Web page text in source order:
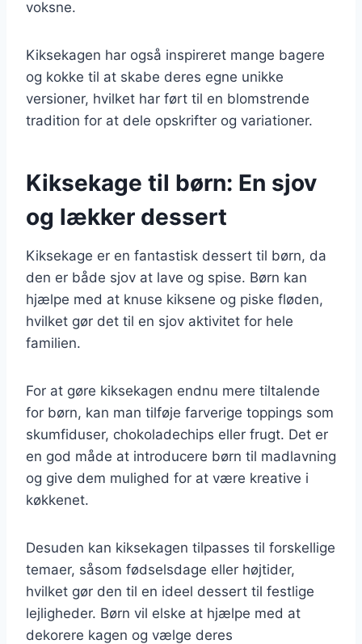
voksne.
Kiksekagen har også inspireret mange bagere
og kokke til at skabe deres egne unikke
versioner, hvilket har ført til en blomstrende
tradition for at dele opskrifter og variationer.
Kiksekage til børn: En sjov
og lækker dessert
Kiksekage er en fantastisk dessert til børn, da
den er både sjov at lave og spise. Børn kan
hjælpe med at knuse kiksene og piske fløden,
hvilket gør det til en sjov aktivitet for hele
familien.
For at gøre kiksekagen endnu mere tiltalende
for børn, kan man tilføje farverige toppings som
skumfiduser, chokoladechips eller frugt. Det er
en god måde at introducere børn til madlavning
og give dem mulighed for at være kreative i
køkkenet.
Desuden kan kiksekagen tilpasses til forskellige
temaer, såsom fødselsdage eller højtider,
hvilket gør den til en ideel dessert til festlige
lejligheder. Børn vil elske at hjælpe med at
dekorere kagen og vælge deres